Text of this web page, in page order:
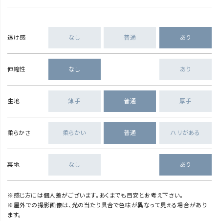
透け感 なし 普通 あり
伸縮性 なし あり
生地 薄手 普通 厚手
柔らかさ 柔らかい 普通 ハリがある
裏地 なし あり
※感じ方には個人差がございます。あくまでも目安とお考え下さい。
※屋外での撮影画像は、光の当たり具合で色味が異なって見える場合があり
ます。